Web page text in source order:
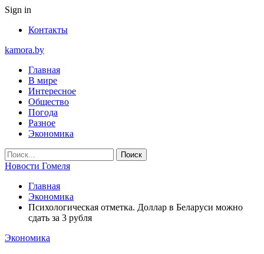
Sign in
Контакты
kamora.by
Главная
В мире
Интересное
Общество
Погода
Разное
Экономика
Новости Гомеля
Главная
Экономика
Психологическая отметка. Доллар в Беларуси можно
сдать за 3 рубля
Экономика